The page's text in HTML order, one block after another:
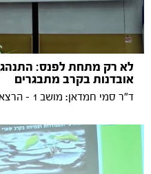
לא רק מתחת לפנס:
אובדנות בקרב מתבגרים
ד"ר סמי חמדאן: מושב 1 - הרצאה 2